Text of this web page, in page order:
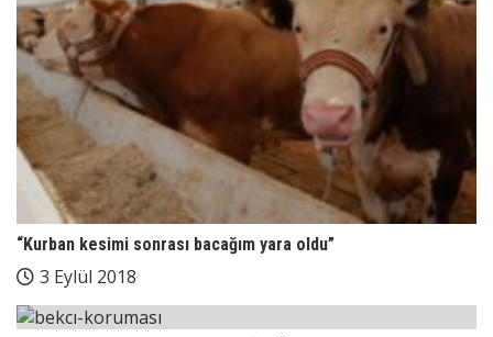
“Kurban kesimi sonrası bacağım yara oldu”
3 Eylül 2018